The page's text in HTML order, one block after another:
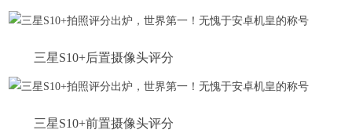
三星S10+后置摄像头评分
三星S10+前置摄像头评分